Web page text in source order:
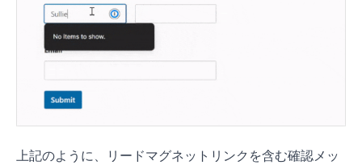
上記のように、リードマグネットリンクを含む確認メッ